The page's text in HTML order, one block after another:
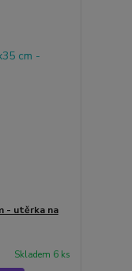
- utěrka na
Skladem 6 ks